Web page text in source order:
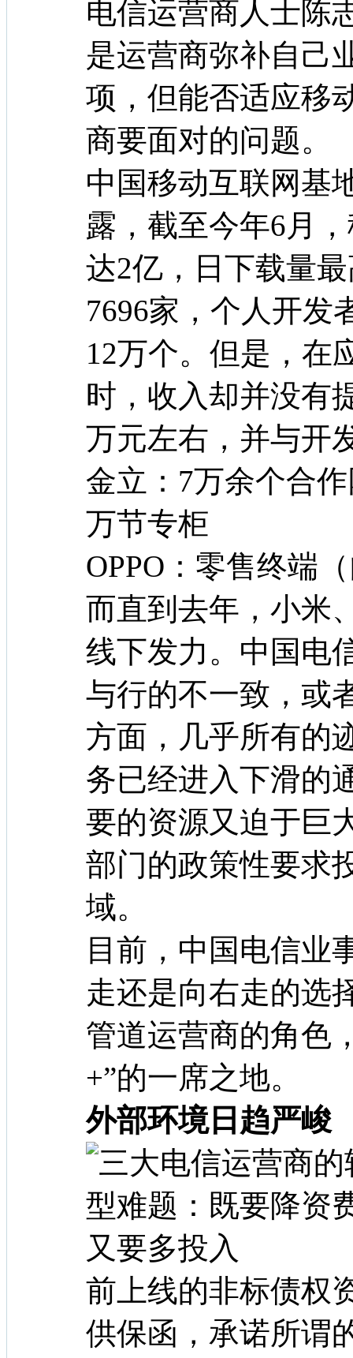
电信运营商人士陈
是运营商弥补自己
项，但能否适应移
商要面对的问题。
中国移动互联网基
露，截至今年6月
达2亿，日下载量
7696家，个人开发
12万个。但是，在
时，收入却并没有
万元左右，并与开
金立：7万余个合
万节专柜
OPPO：零售终端
而直到去年，小米
线下发力。中国电
与行的不一致，或
方面，几乎所有的
务已经进入下滑的
要的资源又迫于巨
部门的政策性要求
域。
目前，中国电信业
走还是向右走的选
管道运营商的角色
+”的一席之地。
外部环境日趋严峻
前上线的非标债权
供保函，承诺所谓